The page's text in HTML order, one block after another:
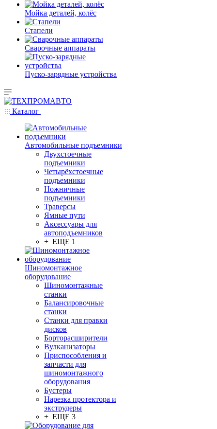
Мойка деталей, колёс
Стапели
Сварочные аппараты
Пуско-зарядные устройства
Каталог
Автомобильные подъемники
Двухстоечные
подъемники
Четырёхстоечные
подъемники
Ножничные
подъемники
Траверсы
Ямные пути
Аксессуары для
автоподъемников
+ ЕЩЕ 1
Шиномонтажное
оборудование
Шиномонтажные
станки
Балансировочные
станки
Станки для правки
дисков
Борторасширители
Вулканизаторы
Приспособления и
запчасти для
шиномонтажного
оборудования
Бустеры
Нарезка протектора и
экструдеры
+ ЕЩЕ 3